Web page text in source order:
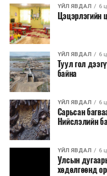
ҮЙЛ ЯВДАЛ 6
Цэцэрлэгийн
ҮЙЛ ЯВДАЛ 6
Туул гол
байна
ҮЙЛ ЯВДАЛ 6
Сарьсан
Нийслэлийн
ҮЙЛ ЯВДАЛ 6
Улсын
хөдөлгөөнд